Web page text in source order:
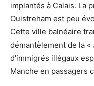
implantés à Calais. La
Ouistreham est peu
Cette ville balnéaire
démantèlement de la
d’immigrés illégaux
Manche en passagers